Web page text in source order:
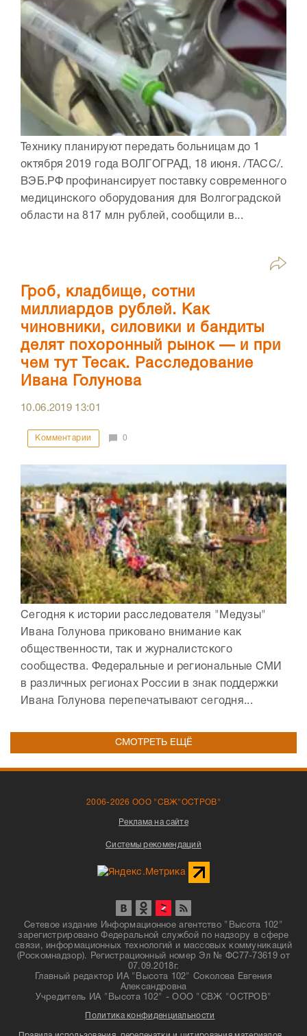
Технику планируют передать больницам до 1
октября 2019 года ВОЛГОГРАД, 18 июня. /ТАСС/.
ВЭБ.РФ профинансирует поставку современного
медицинского оборудования для Волгоградской
области на 817 млн рублей, сообщили в...
Гроб, кладбище, сотни
миллиардов рублей. Как
чиновники, силовики и бандиты
делят похоронный рынок — и при
чем тут Тесак. Расследование
Ивана Голунова
10.06.2019 13:01
Комментарии 0
Сегодня к истории расследователя "Медузы"
Ивана Голунова приковано внимание как
общественности, так и журналистского
сообщества. Федеральные и региональные СМИ
в различных регионах России в знак поддержки
Ивана Голунова перепечатывают сегодня...
СМОТРЕТЬ ЕЩЁ
2006-2026 ООО "СВЖ"ОСТРОВ"
Реклама на сайте
Системы рекомендаций
Сетевое издание Информационное агентство "Высота 102"
зарегистрировано Федеральной службой по надзору в сфере
связи, информационных технологий и массовых коммуникаций
(Роскомнадзор). Регистрационный номер Эл № ФС77-73619 от
07.09.2018г.
Главный редактор ИА "Высота 102" Соколова Евгения
Александровна
Учредитель ИА "Высота 102" - ООО "СВЖ "ОСТРОВ"
Политика конфиденциальности